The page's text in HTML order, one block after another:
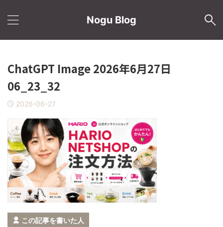
Nogu Blog
ChatGPT Image 2026年6月27日
06_23_32
2026-06-27
この記事を書いた人